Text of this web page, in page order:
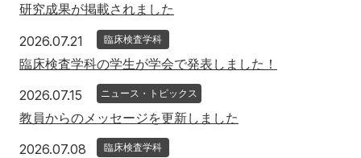
研究成果が掲載されました
2026.07.21 2026年7月21日
臨床検査学科
臨床検査学科の学生が学会で発表しました！
2026.07.15 2026年7月15日
ニュース・トピックス
教員からのメッセージを更新しました
2026.07.08 2026年7月8日
臨床検査学科